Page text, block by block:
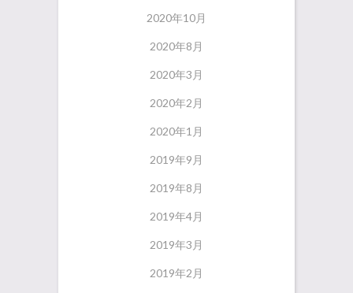
2020年10月
2020年8月
2020年3月
2020年2月
2020年1月
2019年9月
2019年8月
2019年4月
2019年3月
2019年2月